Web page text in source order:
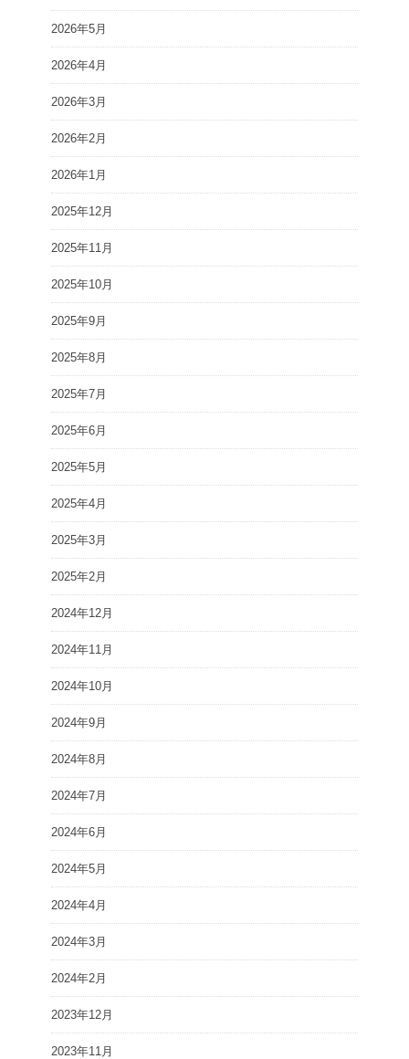
2026年5月
2026年4月
2026年3月
2026年2月
2026年1月
2025年12月
2025年11月
2025年10月
2025年9月
2025年8月
2025年7月
2025年6月
2025年5月
2025年4月
2025年3月
2025年2月
2024年12月
2024年11月
2024年10月
2024年9月
2024年8月
2024年7月
2024年6月
2024年5月
2024年4月
2024年3月
2024年2月
2023年12月
2023年11月